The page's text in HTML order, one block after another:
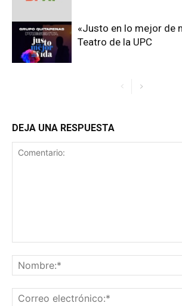
«Justo en lo mejor de
Teatro de la UPC
DEJA UNA RESPUESTA